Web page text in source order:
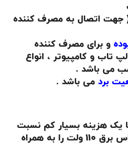
جهت اتصال به مصرف کننده
و برای مصرف کننده
تاب و کامپیوتر ، انواع
می باشد .
برد می باشد .
یک هزینه بسیار کم نسبت
به موتور برق و یوپی اس برق 110 ولت را به همراه